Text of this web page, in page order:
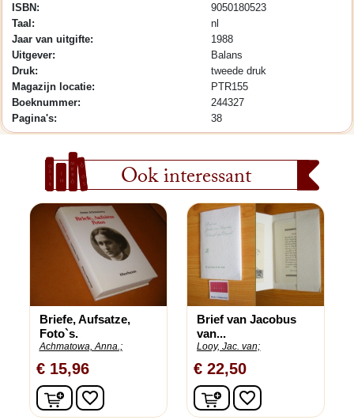
ISBN:
9050180523
Taal:
nl
Jaar van uitgifte:
1988
Uitgever:
Balans
Druk:
tweede druk
Magazijn locatie:
PTR155
Boeknummer:
244327
Pagina's:
38
Ook interessant
Briefe, Aufsatze,
Foto`s.
Achmatowa, Anna.;
€ 15,96
In winkelwagen
favorite_border
Brief van Jacobus
van...
Looy, Jac. van;
€ 22,50
In winkelwagen
favorite_border